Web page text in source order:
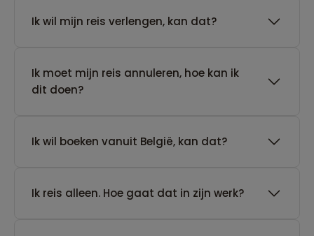
Ik wil mijn reis verlengen, kan dat?
Ik moet mijn reis annuleren, hoe kan ik
dit doen?
Ik wil boeken vanuit België, kan dat?
​Ik reis alleen. Hoe gaat dat in zijn werk?